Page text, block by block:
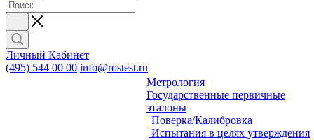
Личный Кабинет
(495) 544 00 00 info@rostest.ru
Метрология
Государственные первичные
эталоны
Поверка/Калибровка
Испытания в целях утверждения